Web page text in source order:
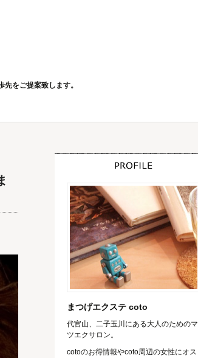
をご提案致します。
まつげエクステ coto
代官山、二子玉川にある大人のためのマ
ツエクサロン。
cotoのお得情報やcoto周辺の女性にオス